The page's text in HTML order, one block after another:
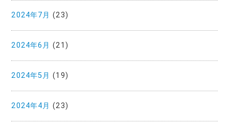
2024年7月 (23)
2024年6月 (21)
2024年5月 (19)
2024年4月 (23)